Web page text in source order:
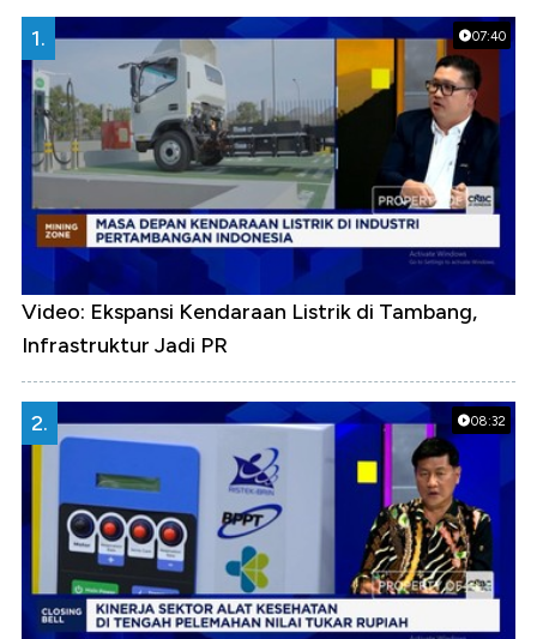
07:40
1.
Video: Ekspansi Kendaraan Listrik di Tambang,
Infrastruktur Jadi PR
08:32
2.